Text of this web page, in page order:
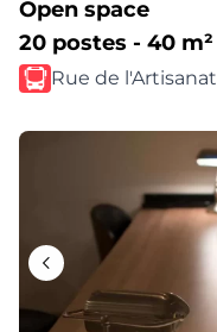
Open space
20 postes - 40 m²
Rue de l'Artisanat